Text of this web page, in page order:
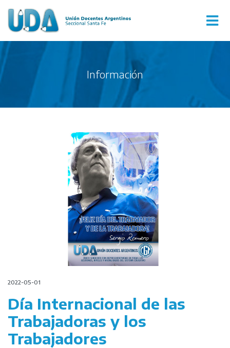
Información
2022-05-01
Día Internacional de las
Trabajadoras y los
Trabajadores